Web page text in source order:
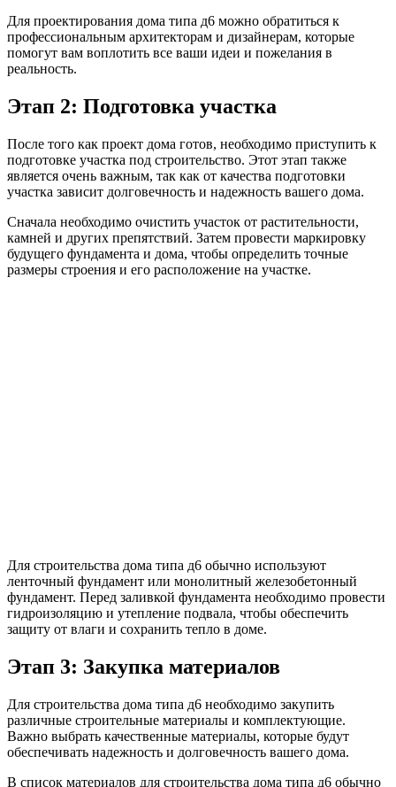
Для проектирования дома типа д6 можно обратиться к
профессиональным архитекторам и дизайнерам, которые
помогут вам воплотить все ваши идеи и пожелания в
реальность.
Этап 2: Подготовка участка
После того как проект дома готов, необходимо приступить к
подготовке участка под строительство. Этот этап также
является очень важным, так как от качества подготовки
участка зависит долговечность и надежность вашего дома.
Сначала необходимо очистить участок от растительности,
камней и других препятствий. Затем провести маркировку
будущего фундамента и дома, чтобы определить точные
размеры строения и его расположение на участке.
Для строительства дома типа д6 обычно используют
ленточный фундамент или монолитный железобетонный
фундамент. Перед заливкой фундамента необходимо провести
гидроизоляцию и утепление подвала, чтобы обеспечить
защиту от влаги и сохранить тепло в доме.
Этап 3: Закупка материалов
Для строительства дома типа д6 необходимо закупить
различные строительные материалы и комплектующие.
Важно выбрать качественные материалы, которые будут
обеспечивать надежность и долговечность вашего дома.
В список материалов для строительства дома типа д6 обычно